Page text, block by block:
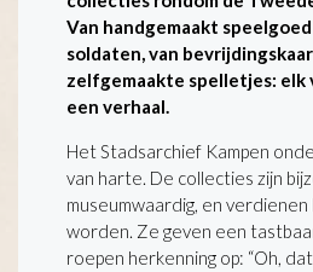
Van handgemaakt
soldaten, van
zelfgemaakte spelletjes:
een verhaal.
Het Stadsarchief Kampen
van harte. De collecties zijn
museumwaardig, en
worden. Ze geven een
roepen herkenning op: “Oh,